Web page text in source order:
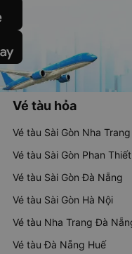
Vé tàu hỏa
Vé tàu Sài Gòn Nha Trang
Vé tàu Sài Gòn Phan Thiết
Vé tàu Sài Gòn Đà Nẵng
Vé tàu Sài Gòn Hà Nội
Vé tàu Nha Trang Đà
Vé tàu Đà Nẵng Huế